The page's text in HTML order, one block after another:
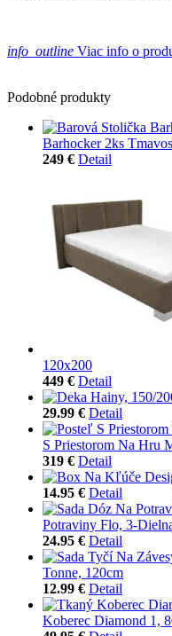
info_outline Viac info o
Podobné produkty
Barhocker 2ks
249 € Detail
120x200
449 € Detail
29.99 € Detail
S Priestorom Na Hru
319 € Detail
14.95 € Detail
Potraviny Flo, 3-
24.95 € Detail
Tonne, 120cm
12.99 € Detail
Koberec Diamond 1,